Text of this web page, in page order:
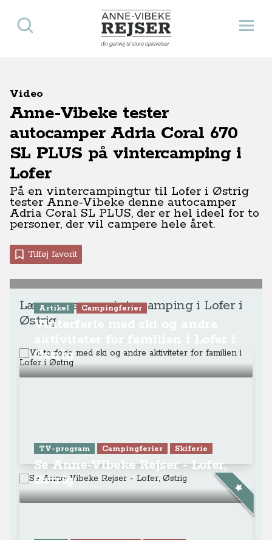
Anne-Vibeke Rejser
din genvej til store oplevelser
Åbn
Søg
Video
Anne-Vibeke tester
autocamper Adria Coral 670
SL PLUS på vintercamping i
Lofer
På en vintercampingtur til Lofer i Østrig
tester Anne-Vibeke denne autocamper
Adria Coral SL PLUS, der er hel ideel for to
personer, der vil campere hele året.
Tilføj favorit
Læs mere om vintercamping i Lofer i
Østrig
Artikel Campingferier
Vinterferie med ski og andre
Østrig
TV-program Campingferier Skiferie
Se Anne-Vibeke Rejser - Lofer,
Østrig